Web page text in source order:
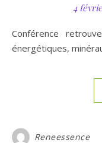
4
Conférence retrouver un mieux-être grâce aux soins
énergétiques,
Reneessence